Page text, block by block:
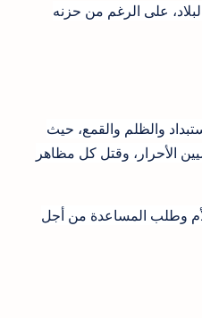
على الرغم من حزنه
والظلم والقمع، حيث
الأحرار، وقتل كل مظاهر
وطلب المساعدة من أجل